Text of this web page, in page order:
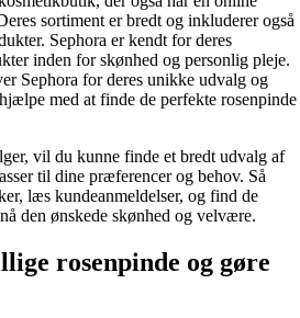
sortiment er bredt og inkluderer også
Sephora er kendt for deres
inden for skønhed og personlig pleje.
Sephora for deres unikke udvalg og
med at finde de perfekte rosenpinde
vil du kunne finde et bredt udvalg af
til dine præferencer og behov. Så
læs kundeanmeldelser, og find de
den ønskede skønhed og velvære.
rosenpinde og gøre